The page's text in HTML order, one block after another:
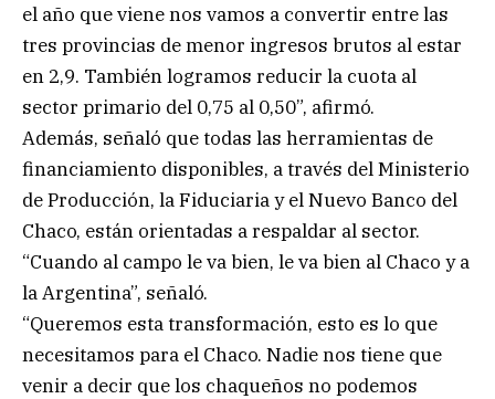
el año que viene nos vamos a convertir entre las
tres provincias de menor ingresos brutos al estar
en 2,9. También logramos reducir la cuota al
sector primario del 0,75 al 0,50”, afirmó.
Además, señaló que todas las herramientas de
financiamiento disponibles, a través del Ministerio
de Producción, la Fiduciaria y el Nuevo Banco del
Chaco, están orientadas a respaldar al sector.
“Cuando al campo le va bien, le va bien al Chaco y a
la Argentina”, señaló.
“Queremos esta transformación, esto es lo que
necesitamos para el Chaco. Nadie nos tiene que
venir a decir que los chaqueños no podemos